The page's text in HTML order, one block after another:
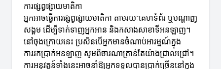
ការផ្សព្វផ្សាយមាតិកា
អ្នកអាចធ្វើការផ្សព្វផ្សាយមាតិកា តាមរយៈគេហទំព័រ ឬបណ្ដាញ
សង្គម ដើម្បីទាក់ទាញអ្នកអាន និងកសាងសាខាទីអនឡាញ។
នៅចុងក្រោយនេះ ប្រសិនបើអ្នកមានចំណាប់អារម្មណ៍ក្នុង
ការរកប្រាក់អនឡាញ សូមពិចារណាគ្រាន់តែយ៉ាងជ្រាលជ្រៅ។
ការអនុវត្តន៍ទាំងនេះអាចនាំឱ្យអ្នកទទួលបានប្រាក់ច្រើននៅក្នុង